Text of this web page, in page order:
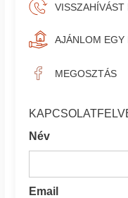
VISSZAHÍVÁST
AJÁNLOM EGY
MEGOSZTÁS
Név
Email